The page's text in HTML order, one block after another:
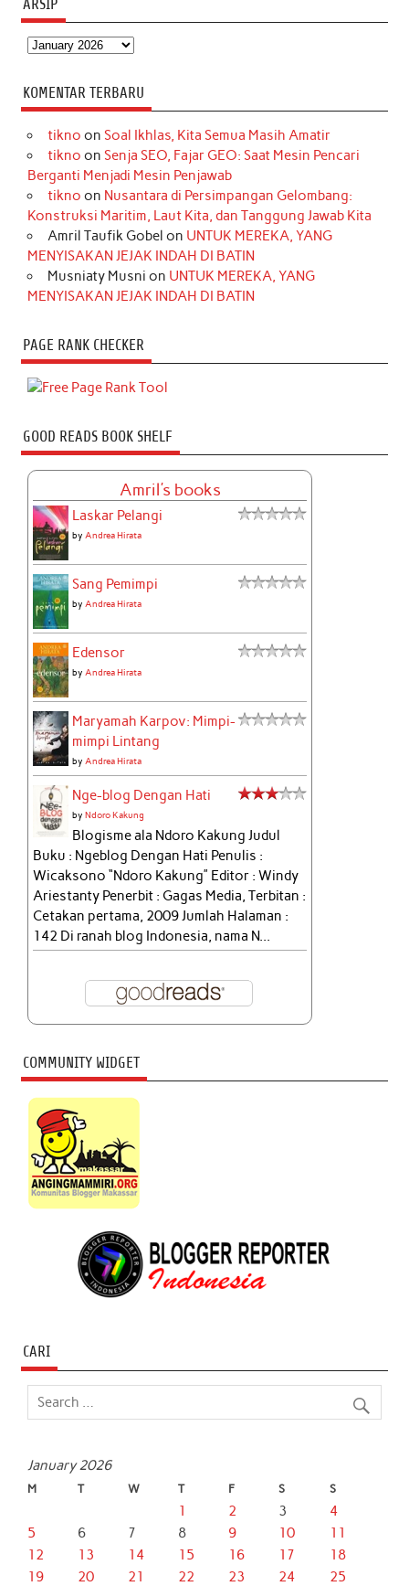
ARSIP
Arsip
KOMENTAR TERBARU
tikno on Soal Ikhlas, Kita Semua Masih Amatir
tikno on Senja SEO, Fajar GEO: Saat Mesin Pencari
Berganti Menjadi Mesin Penjawab
tikno on Nusantara di Persimpangan Gelombang:
Konstruksi Maritim, Laut Kita, dan Tanggung Jawab Kita
Amril Taufik Gobel on UNTUK MEREKA, YANG
MENYISAKAN JEJAK INDAH DI BATIN
Musniaty Musni on UNTUK MEREKA, YANG
MENYISAKAN JEJAK INDAH DI BATIN
PAGE RANK CHECKER
GOOD READS BOOK SHELF
Amril's books
Laskar Pelangi
by Andrea Hirata
Sang Pemimpi
by Andrea Hirata
Edensor
by Andrea Hirata
Maryamah Karpov: Mimpi-
mimpi Lintang
by Andrea Hirata
Nge-blog Dengan Hati
byNdoro Kakung
Blogisme ala Ndoro Kakung Judul
Buku : Ngeblog Dengan Hati Penulis :
Wicaksono “Ndoro Kakung” Editor : Windy
Ariestanty Penerbit : Gagas Media, Terbitan :
Cetakan pertama, 2009 Jumlah Halaman :
142 Di ranah blog Indonesia, nama N...
COMMUNITY WIDGET
CARI
January 2026
M T W T F S S
1 2 3
4
5
6 7 8 9 10
11
12
13 14 15 16 17
18
19
20 21 22 23 24
25